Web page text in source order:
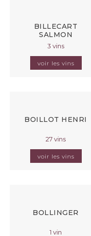
BILLECART
SALMON
3 vins
voir les vins
BOILLOT HENRI
27 vins
voir les vins
BOLLINGER
1 vin